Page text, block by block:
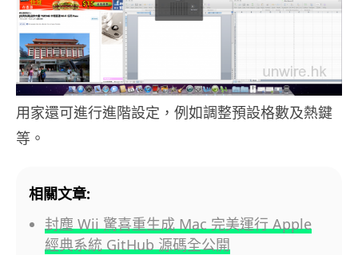
用家還可進行進階設定，例如調整預設格數及熱鍵
等。
相關文章:
封塵 Wii 驚喜重生成 Mac 完美運行 Apple
經典系統 GitHub 源碼全公開